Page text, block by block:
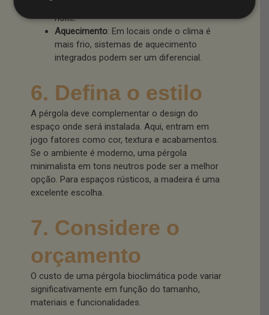
noite.
Aquecimento: Em locais onde o clima é
mais frio, sistemas de aquecimento
integrados podem ser um diferencial.
6. Defina o estilo
A pérgola deve complementar o design do
espaço onde será instalada. Aqui, entram em
jogo fatores como cor, textura e acabamentos.
Se o ambiente é moderno, uma pérgola
minimalista em tons neutros pode ser a melhor
opção. Para espaços rústicos, a madeira é uma
excelente escolha.
7. Considere o
orçamento
O custo de uma pérgola bioclimática pode variar
significativamente em função do tamanho,
materiais e funcionalidades.